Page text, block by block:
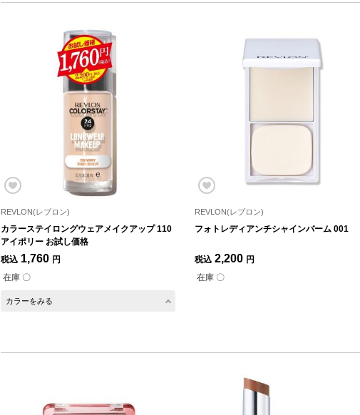
REVLON(レブロン)
カラーステイロングウェアメイクアップ 110
アイポリー お試し価格
税込 1,760 円
在庫 〇
カラーをみる
REVLON(レブロン)
フォトレディアンチシャインバーム 001
税込 2,200 円
在庫 〇